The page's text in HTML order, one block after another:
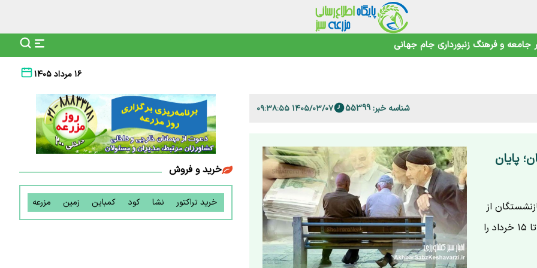
جامعه و فرهنگ زنبورداری جام جهانی
۱۶ مرداد ۱۴۰۵
شناسه خبر: 55399 ۱۴۰۵/۰۳/۰۷ ۰۹:۳۸:۵۵
پایان
از
هفته آینده خبر داد.جزئیات زمان‌بندی و نحوه دریافت احکام تا ۱۵ خرداد را
خرید و فروش
خرید تراکتور نشا کود کمباین زمین مزرعه